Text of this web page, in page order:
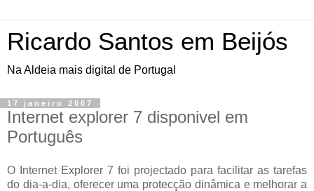
Ricardo Santos em Beijós
Na Aldeia mais digital de Portugal
17 janeiro 2007
Internet explorer 7 disponivel em
Português
O Internet Explorer 7 foi projectado para facilitar as tarefas
do dia-a-dia, oferecer uma protecção dinâmica e melhorar a